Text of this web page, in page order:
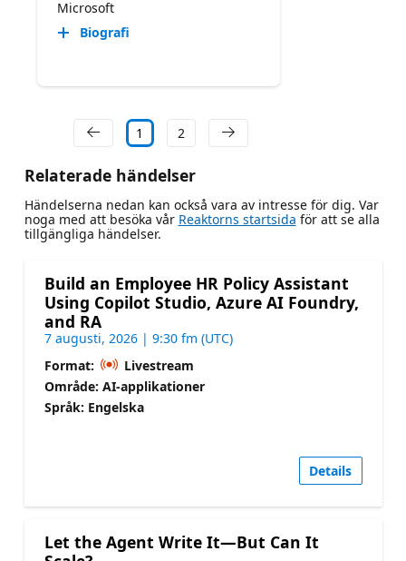
Microsoft
Biografi
1 2
Relaterade händelser
Händelserna nedan kan också vara av intresse för dig. Var
noga med att besöka vår Reaktorns startsida för att se alla
tillgängliga händelser.
Build an Employee HR Policy Assistant
Using Copilot Studio, Azure AI Foundry,
and RA
7 augusti, 2026 | 9:30 fm (UTC)
Format:
Livestream
Område: AI-applikationer
Språk: Engelska
Details
Let the Agent Write It—But Can It